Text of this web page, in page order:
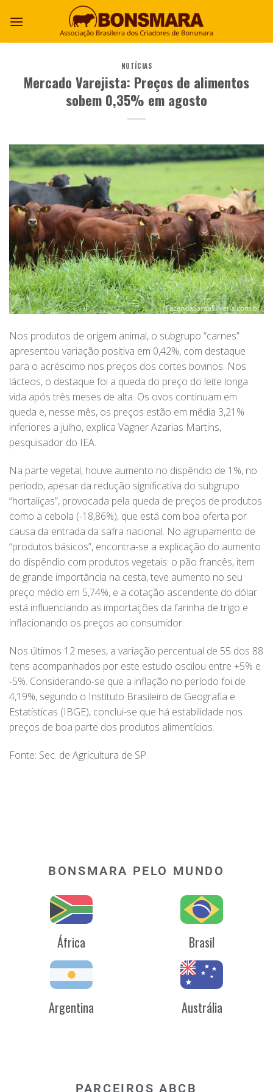
NOTÍCIAS
Mercado Varejista: Preços de alimentos
sobem 0,35% em agosto
Nos produtos de origem animal, o subgrupo “carnes”
apresentou variação positiva em 0,42%, com destaque
para o acréscimo nos preços dos cortes bovinos. Nos
lácteos, o destaque foi a queda do preço do leite longa
vida após três meses de alta. Os ovos continuam em
queda e, nesse mês, os preços estão em média 3,21%
inferiores a julho, explica Vagner Azarias Martins,
pesquisador do IEA.
Na parte vegetal, houve aumento no dispêndio de 1%, no
período, apesar da redução significativa do subgrupo
“hortaliças”, provocada pela queda de preços de produtos
como a cebola (-18,86%), que está com boa oferta por
causa da entrada da safra nacional. No agrupamento de
“produtos básicos”, encontra-se a explicação do aumento
do dispêndio com produtos vegetais: o pão francês, item
de grande importância na cesta, teve aumento no seu
preço médio em 5,74%, e a cotação ascendente do dólar
está influenciando as importações da farinha de trigo e
inflacionando os preços ao consumidor.
Nos últimos 12 meses, a variação percentual de 55 dos 88
itens acompanhados por este estudo oscilou entre +5% e
-5%. Considerando-se que a inflação no período foi de
4,19%, segundo o Instituto Brasileiro de Geografia e
Estatísticas (IBGE), conclui-se que há estabilidade nos
preços de boa parte dos produtos alimentícios.
Fonte: Sec. de Agricultura de SP
BONSMARA PELO MUNDO
África Brasil
Argentina Austrália
PARCEIROS ABCB